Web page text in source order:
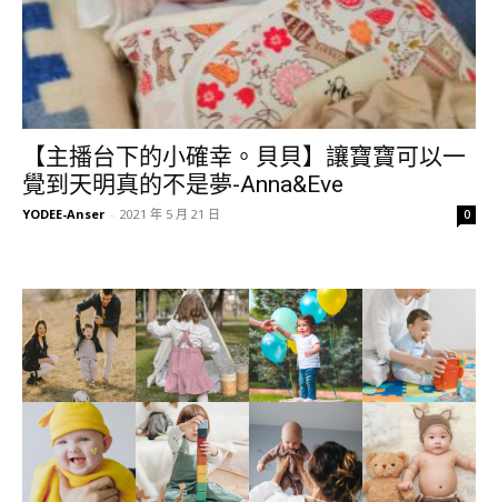
【主播台下的小確幸。貝貝】讓寶寶可以一
覺到天明真的不是夢-Anna&Eve
YODEE-Anser - 2021 年 5 月 21 日 0